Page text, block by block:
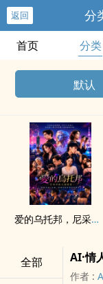
返回 分
首页 分类
默认
爱的乌托邦，尼采的柏拉图恋爱
全部 AI·情
作者 :